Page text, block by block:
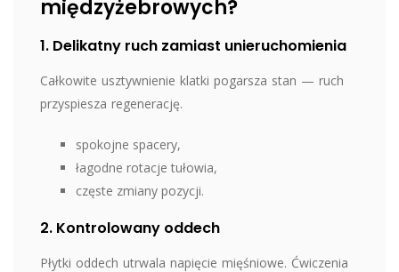
międzyżebrowych?
1. Delikatny ruch zamiast unieruchomienia
Całkowite usztywnienie klatki pogarsza stan — ruch
przyspiesza regenerację.
spokojne spacery,
łagodne rotacje tułowia,
częste zmiany pozycji.
2. Kontrolowany oddech
Płytki oddech utrwala napięcie mięśniowe. Ćwiczenia